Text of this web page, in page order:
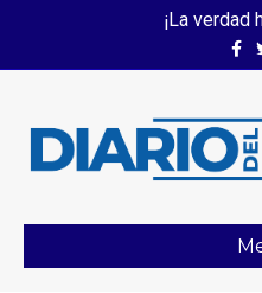
¡La verdad